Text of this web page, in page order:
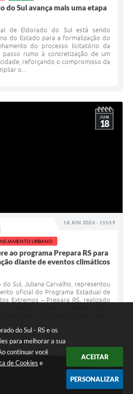
do Sul - RS e os
para melhorar a sua
continuar você
de Cookies e
ACEITAR
PERSONALIZAR
do Sul avança mais uma etapa
de Eldorado do Sul está sendo
do Estado para a formalização do
do processo licitatório da
rumo à concretização de um
reforçando o compromisso da
o...
18 JUN 2026 - 11h59
JUN
18
URBANO
ao programa Prepara RS para
diante de eventos climáticos
Sul, Juliana Carvalho, representou
oficial do Programa Estadual de
Extremos – Prepara RS, realizado
18